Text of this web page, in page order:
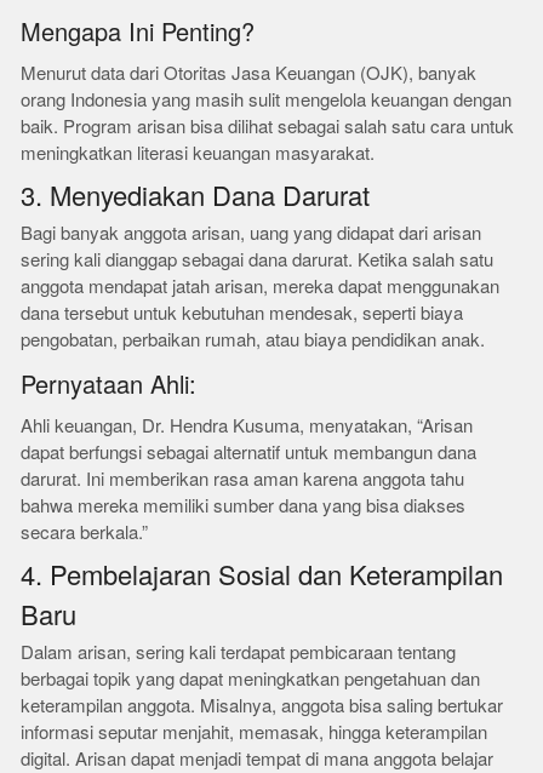
Mengapa Ini Penting?
Menurut data dari Otoritas Jasa Keuangan (OJK), banyak
orang Indonesia yang masih sulit mengelola keuangan dengan
baik. Program arisan bisa dilihat sebagai salah satu cara untuk
meningkatkan literasi keuangan masyarakat.
3. Menyediakan Dana Darurat
Bagi banyak anggota arisan, uang yang didapat dari arisan
sering kali dianggap sebagai dana darurat. Ketika salah satu
anggota mendapat jatah arisan, mereka dapat menggunakan
dana tersebut untuk kebutuhan mendesak, seperti biaya
pengobatan, perbaikan rumah, atau biaya pendidikan anak.
Pernyataan Ahli:
Ahli keuangan, Dr. Hendra Kusuma, menyatakan, “Arisan
dapat berfungsi sebagai alternatif untuk membangun dana
darurat. Ini memberikan rasa aman karena anggota tahu
bahwa mereka memiliki sumber dana yang bisa diakses
secara berkala.”
4. Pembelajaran Sosial dan Keterampilan
Baru
Dalam arisan, sering kali terdapat pembicaraan tentang
berbagai topik yang dapat meningkatkan pengetahuan dan
keterampilan anggota. Misalnya, anggota bisa saling bertukar
informasi seputar menjahit, memasak, hingga keterampilan
digital. Arisan dapat menjadi tempat di mana anggota belajar